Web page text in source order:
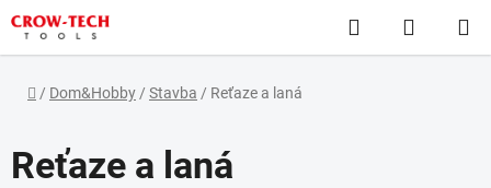
Prejsť
na
obsah
Hľadať
KOŠÍK
Domov
/ Dom&Hobby / Stavba / Reťaze a laná
Reťaze a laná